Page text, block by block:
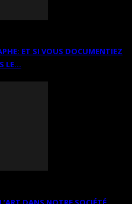
ET SI VOUS DOCUMENTIEZ
LE…